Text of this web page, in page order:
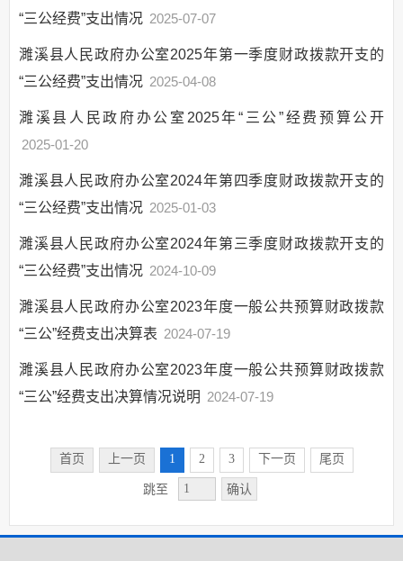
入负面清单
三大攻坚战
“放管服”改革
重大建设项目
公共资源交易
义务教育
户籍管理
社会救助
养老服务
生态环境
国有土地上房屋征收
保障性住房
“三公经费”支出情况 2025-07-07
濉溪县人民政府办公室2025年第一季度财政拨款开支的
“三公经费”支出情况 2025-04-08
濉溪县人民政府办公室2025年“三公”经费预算公开
2025-01-20
濉溪县人民政府办公室2024年第四季度财政拨款开支的
“三公经费”支出情况 2025-01-03
濉溪县人民政府办公室2024年第三季度财政拨款开支的
“三公经费”支出情况 2024-10-09
濉溪县人民政府办公室2023年度一般公共预算财政拨款
“三公”经费支出决算表 2024-07-19
濉溪县人民政府办公室2023年度一般公共预算财政拨款
“三公”经费支出决算情况说明 2024-07-19
首页 上一页 1 2 3 下一页 尾页
跳至 确认